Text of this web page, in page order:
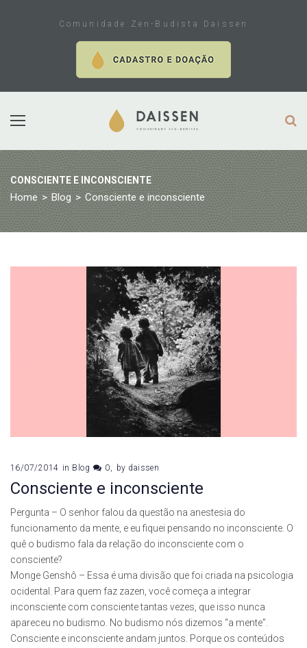
Comunidade Zen-Budista Daissen
CONSCIENTE E INCONSCIENTE
Home > Blog > Consciente e inconsciente
16/07/2014 in Blog 0 by daissen
Consciente e inconsciente
Pergunta – O senhor falou da questão na anestesia do
funcionamento da mente, e eu fiquei pensando no inconsciente. O
quê o budismo fala da relação do inconsciente com o
consciente?
Monge Genshô – Essa é uma divisão que foi criada na psicologia
ocidental. Para quem faz zazen, você começa a integrar
inconsciente com consciente tantas vezes, que isso nunca
apareceu no budismo. No budismo nós dizemos “a mente”.
Consciente e inconsciente andam juntos. Porque os conteúdos